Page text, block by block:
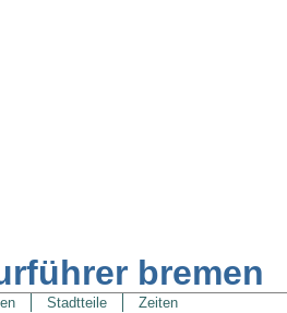
bremen
Stadtteile Zeiten